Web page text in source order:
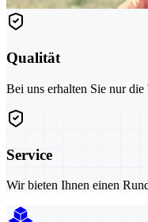
Qualität
Bei uns erhalten Sie nur die
Service
Wir bieten Ihnen einen